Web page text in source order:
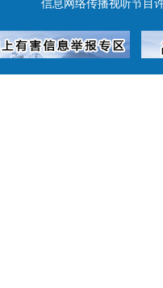
信息网络传播视听节目